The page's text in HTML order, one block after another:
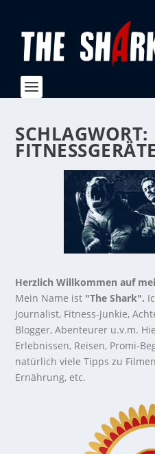
SCHLAGWORT:
FITNESSGERÄTE
Herzlich Willkommen auf
Mein Name ist "The Shark".
Journalist, Fitness-Junkie,
Blogger, Abenteurer u.v.m.
Erlebnissen, Reisen, Promi-
natürlich viele Tipps zu
Ernährung, etc.